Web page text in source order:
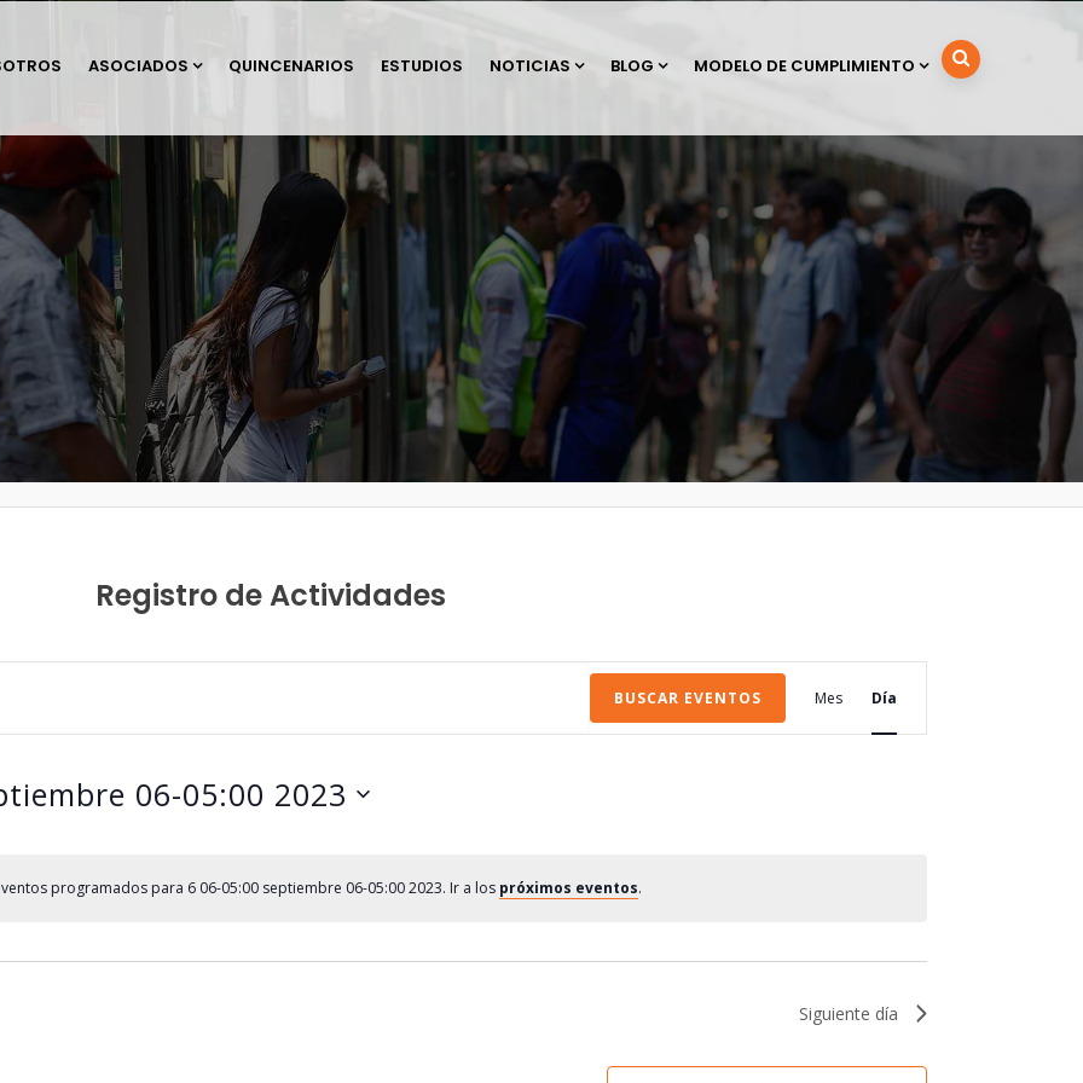
ASOCIADOS QUINCENARIOS ESTUDIOS NOTICIAS BLOG MODELO DE CUMPLIMIENTO
Registro de Actividades
programados para 6 06-05:00 septiembre 06-05:00 2023. Ir a los próximos eventos.
BUSCAR EVENTOS
de
vistas
Mes Día
06-05:00 2023
Siguiente día